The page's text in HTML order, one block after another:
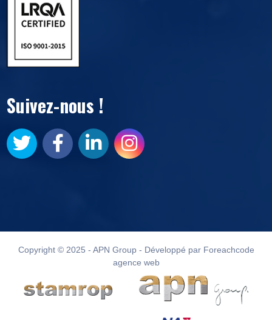
Suivez-nous !
Copyright © 2025 - APN Group - Développé par Foreachcode
agence web